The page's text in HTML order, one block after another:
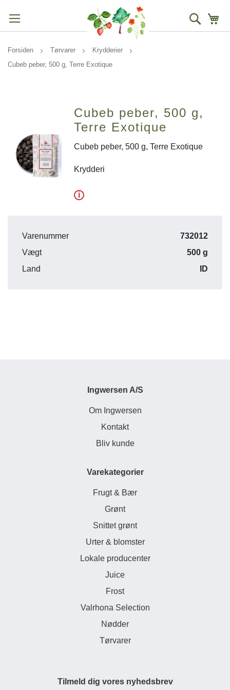
Søg
Forsiden Tørvarer
Krydderier
Cubeb peber, 500 g, Terre Exotique
Cubeb peber, 500 g,
Terre Exotique
Cubeb peber, 500 g, Terre Exotique
Krydderi
i
Varenummer
732012
Vægt
500 g
Land
ID
Ingwersen A/S
Om Ingwersen
Kontakt
Bliv kunde
Varekategorier
Frugt & Bær
Grønt
Snittet grønt
Urter & blomster
Lokale producenter
Juice
Frost
Valrhona Selection
Nødder
Tørvarer
Tilmeld dig vores nyhedsbrev